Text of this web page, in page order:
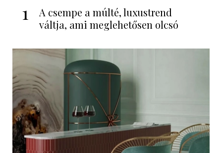
1
A csempe a múlté, luxustrend
váltja, ami meglehetősen olcsó